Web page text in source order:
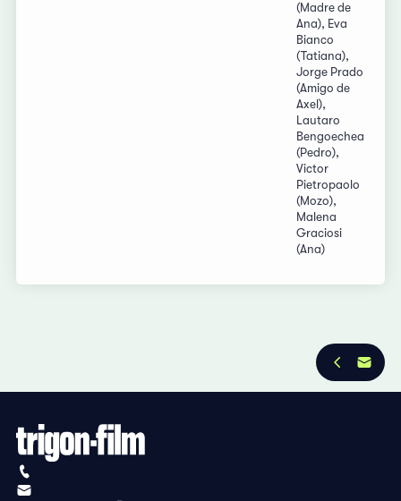
(Madre de
Ana), Eva
Bianco
(Tatiana),
Jorge Prado
(Amigo de
Axel),
Lautaro
Bengoechea
(Pedro),
Victor
Pietropaolo
(Mozo),
Malena
Graciosi
(Ana)